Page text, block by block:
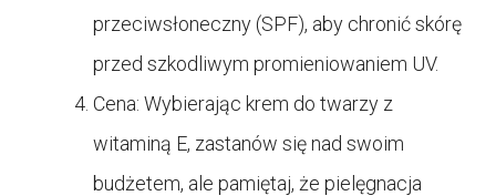
przeciwsłoneczny (SPF), aby chronić skórę
przed szkodliwym promieniowaniem UV.
Cena: Wybierając krem do twarzy z
witaminą E, zastanów się nad swoim
budżetem, ale pamiętaj, że pielęgnacja